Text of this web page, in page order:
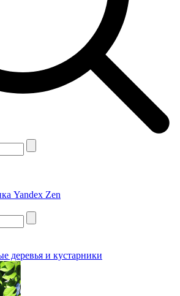
деревья и кустарники